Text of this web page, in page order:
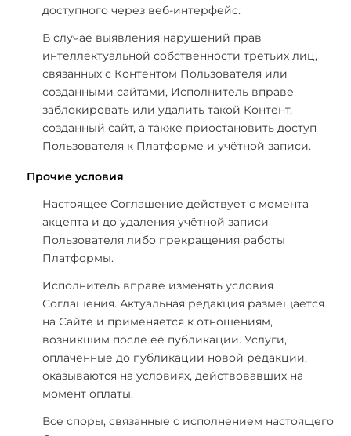
доступного через веб-интерфейс.
В случае выявления нарушений прав
интеллектуальной собственности третьих лиц,
связанных с Контентом Пользователя или
созданными сайтами, Исполнитель вправе
заблокировать или удалить такой Контент,
созданный сайт, а также приостановить доступ
Пользователя к Платформе и учётной записи.
Прочие условия
Настоящее Соглашение действует с момента
акцепта и до удаления учётной записи
Пользователя либо прекращения работы
Платформы.
Исполнитель вправе изменять условия
Соглашения. Актуальная редакция размещается
на Сайте и применяется к отношениям,
возникшим после её публикации. Услуги,
оплаченные до публикации новой редакции,
оказываются на условиях, действовавших на
момент оплаты.
Все споры, связанные с исполнением настоящего